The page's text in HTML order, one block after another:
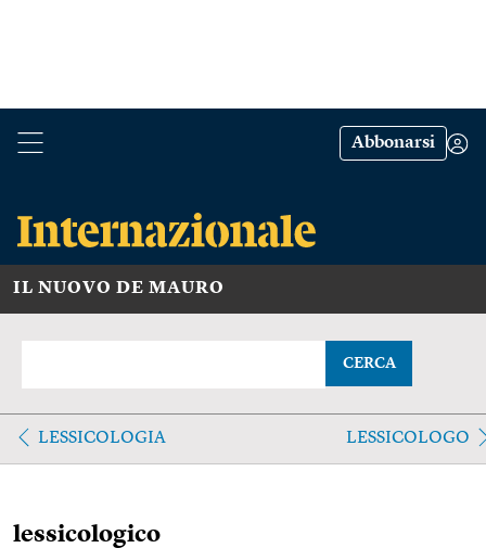
Abbonarsi
IL NUOVO DE MAURO
CERCA
LESSICOLOGIA LESSICOLOGO
lessicologico